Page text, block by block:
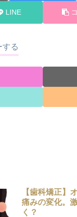
LINE
する
【歯科矯正】
痛みの変化。
く？